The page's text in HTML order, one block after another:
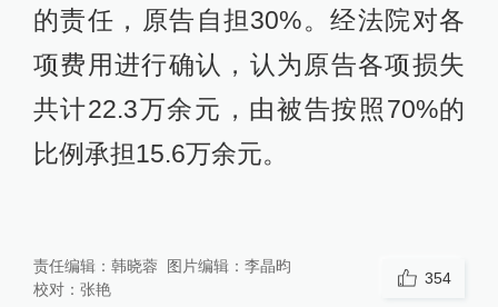
的责任，原告自担30%。经法院对各
项费用进行确认，认为原告各项损失
共计22.3万余元，由被告按照70%的
比例承担15.6万余元。
责任编辑： 韩晓蓉 图片编辑： 李晶昀
校对： 张艳
354